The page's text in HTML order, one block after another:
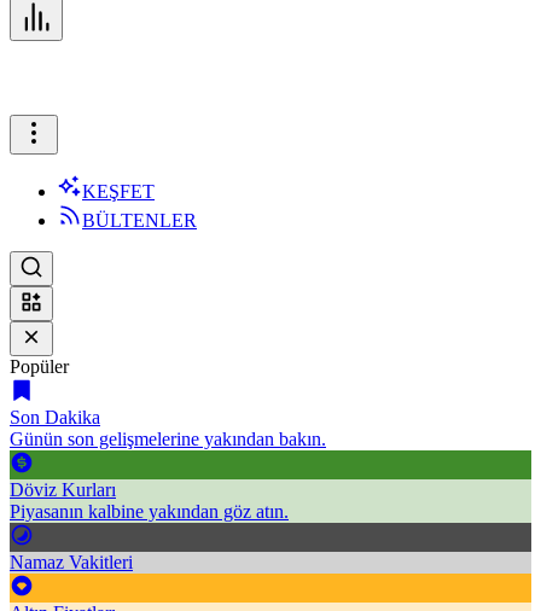
KEŞFET
BÜLTENLER
Popüler
Son Dakika
Günün son gelişmelerine yakından bakın.
Döviz Kurları
Piyasanın kalbine yakından göz atın.
Namaz Vakitleri